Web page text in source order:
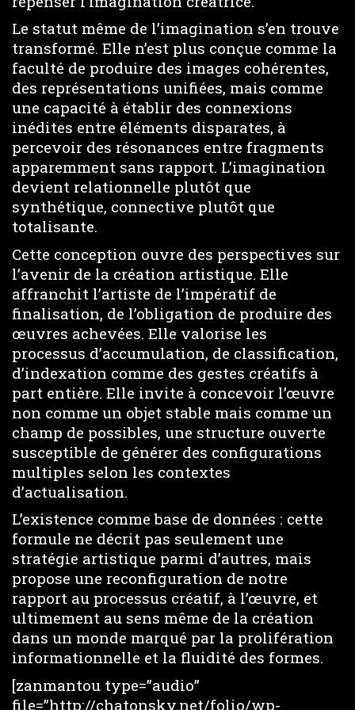
Le statut même de l’imagination s’en trouve
transformé. Elle n’est plus conçue comme la
faculté de produire des images cohérentes,
des représentations unifiées, mais comme
une capacité à établir des connexions
inédites entre éléments disparates, à
percevoir des résonances entre fragments
apparemment sans rapport. L’imagination
devient relationnelle plutôt que
synthétique, connective plutôt que
totalisante.
Cette conception ouvre des perspectives sur
l’avenir de la création artistique. Elle
affranchit l’artiste de l’impératif de
finalisation, de l’obligation de produire des
œuvres achevées. Elle valorise les
processus d’accumulation, de classification,
d’indexation comme des gestes créatifs à
part entière. Elle invite à concevoir l’œuvre
non comme un objet stable mais comme un
champ de possibles, une structure ouverte
susceptible de générer des configurations
multiples selon les contextes
d’actualisation.
L’existence comme base de données : cette
formule ne décrit pas seulement une
stratégie artistique parmi d’autres, mais
propose une reconfiguration de notre
rapport au processus créatif, à l’œuvre, et
ultimement au sens même de la création
dans un monde marqué par la prolifération
informationnelle et la fluidité des formes.
[zanmantou type=”audio”
file=”http://chatonsky.net/folio/wp-